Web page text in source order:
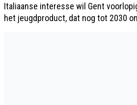
Italiaanse interesse wil Gent
het jeugdproduct, dat nog tot 2030